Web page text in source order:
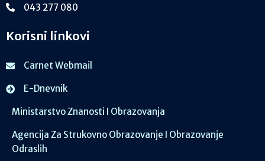
043 277 080
Korisni linkovi
Carnet Webmail
E-Dnevnik
Ministarstvo Znanosti I Obrazovanja
Agencija Za Strukovno Obrazovanje I Obrazovanje
Odraslih